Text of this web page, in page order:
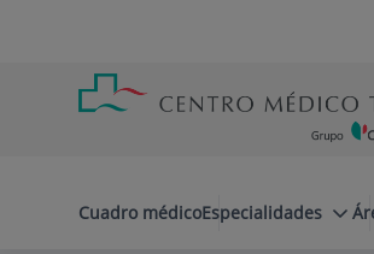
cabecera
Cuadro médicoEspecialidades